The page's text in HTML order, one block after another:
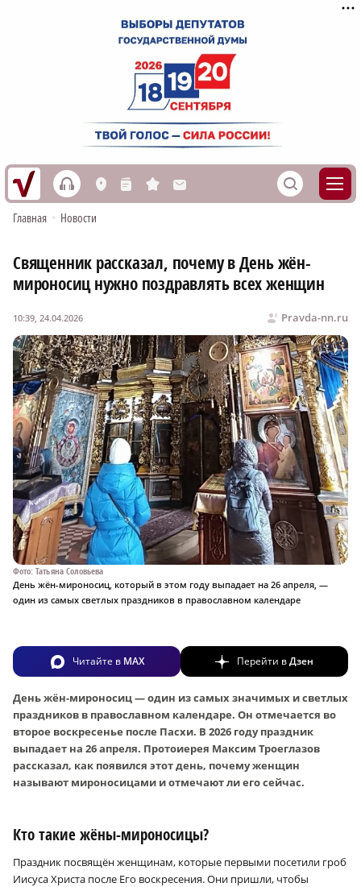
h L n s M S
Главная • Новости
Священник рассказал, почему в День жён-
мироносиц нужно поздравлять всех женщин
Pravda-nn.ru
10:39, 24.04.2026
Фото: Татьяна Соловьева
День жён-мироносиц, который в этом году выпадает на 26 апреля, —
один из самых светлых праздников в православном календаре
Читайте в MAX Перейти вДзен
День жён-мироносиц — один из самых значимых и светлых
праздников в православном календаре. Он отмечается во
второе воскресенье после Пасхи. В 2026 году праздник
выпадает на 26 апреля. Протоиерея Максим Троеглазов
рассказал, как появился этот день, почему женщин
называют мироносицами и отмечают ли его сейчас.
Кто такие жёны-мироносицы?
Праздник посвящён женщинам, которые первыми посетили гроб
Иисуса Христа после Его воскресения. Они пришли, чтобы